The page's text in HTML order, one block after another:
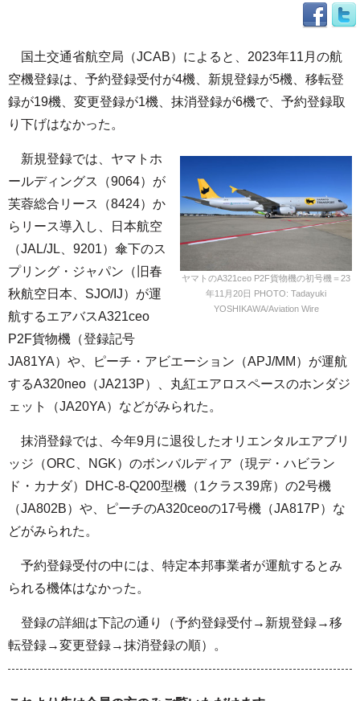
国土交通省航空局（JCAB）によると、2023年11月の航
空機登録は、予約登録受付が4機、新規登録が5機、移転登
録が19機、変更登録が1機、抹消登録が6機で、予約登録取
り下げはなかった。
ヤマトのA321ceo P2F貨物機の初号機＝23
年11月20日 PHOTO: Tadayuki
YOSHIKAWA/Aviation Wire
新規登録では、ヤマトホ
ールディングス（9064）が
芙蓉総合リース（8424）か
らリース導入し、日本航空
（JAL/JL、9201）傘下のス
プリング・ジャパン（旧春
秋航空日本、SJO/IJ）が運
航するエアバスA321ceo
P2F貨物機（登録記号
JA81YA）や、ピーチ・アビエーション（APJ/MM）が運航
するA320neo（JA213P）、丸紅エアロスペースのホンダジ
ェット（JA20YA）などがみられた。
抹消登録では、今年9月に退役したオリエンタルエアブリ
ッジ（ORC、NGK）のボンバルディア（現デ・ハビラン
ド・カナダ）DHC-8-Q200型機（1クラス39席）の2号機
（JA802B）や、ピーチのA320ceoの17号機（JA817P）な
どがみられた。
予約登録受付の中には、特定本邦事業者が運航するとみ
られる機体はなかった。
登録の詳細は下記の通り（予約登録受付→新規登録→移
転登録→変更登録→抹消登録の順）。